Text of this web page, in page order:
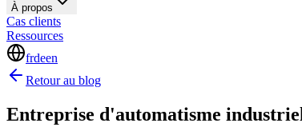
À propos
Cas clients
Ressources
frdeen
Retour au blog
Entreprise d'automatisme